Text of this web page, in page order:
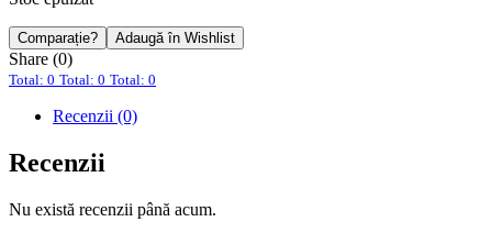
Comparație? Adaugă în Wishlist
Share (0)
Total: 0 Total: 0 Total: 0
Recenzii (0)
Recenzii
Nu există recenzii până acum.